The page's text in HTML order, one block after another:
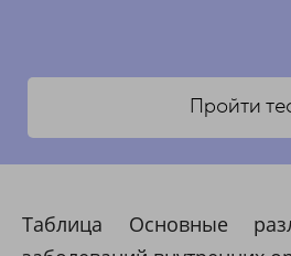
Пройти
Таблица Основные